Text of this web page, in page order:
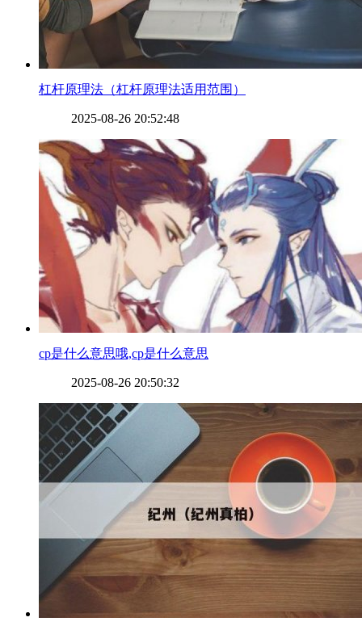
​杠杆原理法（杠杆原理法适用范围）
2025-08-26 20:52:48
​cp是什么意思哦,cp是什么意思
2025-08-26 20:50:32